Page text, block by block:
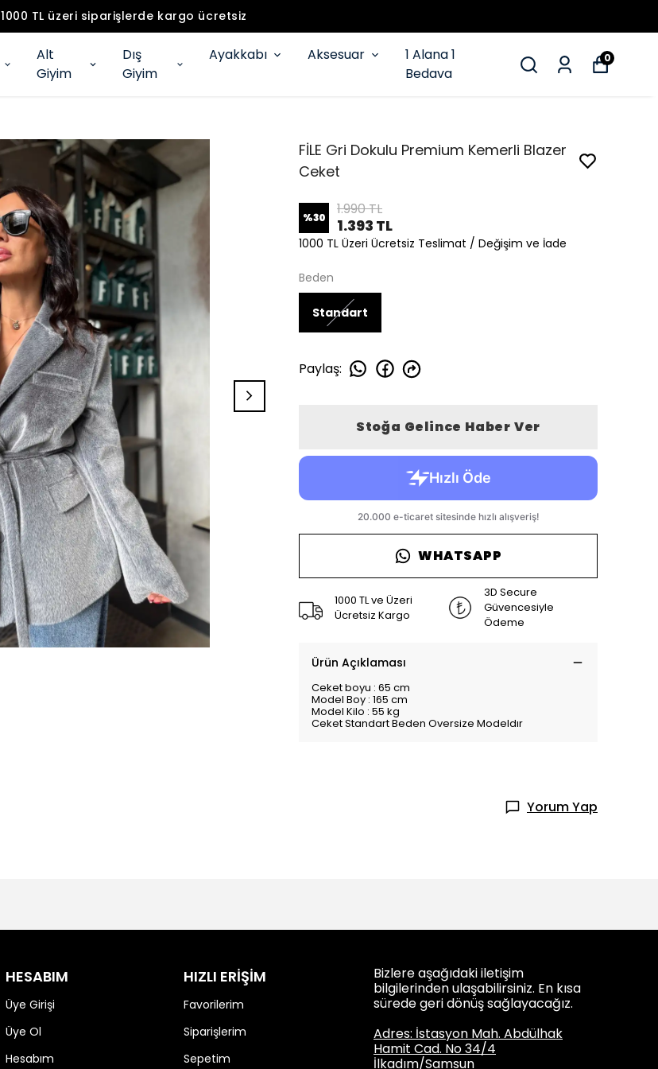
1000 TL üzeri siparişlerde kargo ücretsiz
Alt
Giyim
Dış
Giyim
Ayakkabı Aksesuar
1 Alana 1
Bedava
0
FİLE Gri Dokulu Premium Kemerli Blazer
Ceket
%30 1.990 TL
1.393 TL
1000 TL Üzeri Ücretsiz Teslimat / Değişim ve İade
Beden
Standart
Paylaş:
Stoğa Gelince Haber Ver
WHATSAPP
1000 TL ve Üzeri
Ücretsiz Kargo
3D Secure
Güvencesiyle
Ödeme
Ürün Açıklaması
Ceket boyu : 65 cm
Model Boy : 165 cm
Model Kilo : 55 kg
Ceket Standart Beden Oversize Modeldır
Yorum Yap
HESABIM
Üye Girişi
Üye Ol
Hesabım
HIZLI ERİŞİM
Favorilerim
Siparişlerim
Sepetim
Bizlere aşağıdaki iletişim
bilgilerinden ulaşabilirsiniz. En kısa
sürede geri dönüş sağlayacağız.
Adres: İstasyon Mah. Abdülhak
Hamit Cad. No 34/4
İlkadım/Samsun